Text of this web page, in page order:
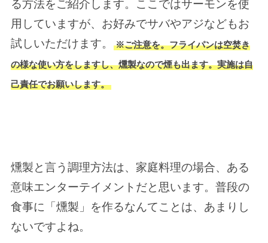
る方法をご紹介します。ここではサーモンを使
用していますが、お好みでサバやアジなどもお
試しいただけます。
※ご注意を。フライパンは空焚き
の様な使い方をしますし、燻製なので煙も出ます。実施は自
己責任でお願いします。
燻製と言う調理方法は、家庭料理の場合、ある
意味エンターテイメントだと思います。普段の
食事に「燻製」を作るなんてことは、あまりし
ないですよね。